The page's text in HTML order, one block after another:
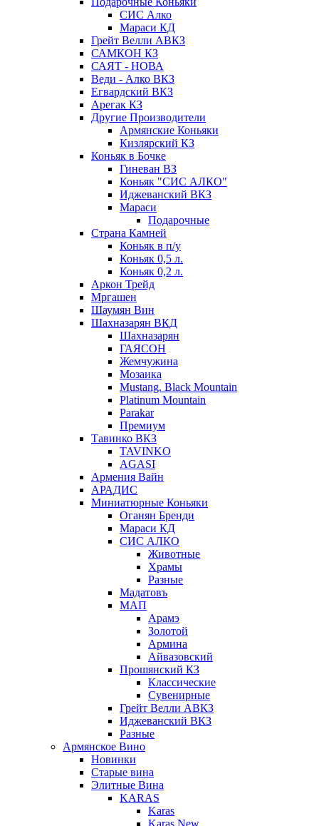
СИС Алко
Мараси КД
Грейт Велли АВКЗ
САМКОН КЗ
САЯТ - НОВА
Веди - Алко ВКЗ
Егвардский ВКЗ
Арегак КЗ
Другие Производители
Армянские Коньяки
Кизлярский КЗ
Коньяк в Бочке
Гиневан ВЗ
Коньяк "СИС АЛКО"
Иджеванский ВКЗ
Мараси
Подарочные
Страна Камней
Коньяк в п/у
Коньяк 0,5 л.
Коньяк 0,2 л.
Аркон Трейд
Мргашен
Шаумян Вин
Шахназарян ВКД
Шахназарян
ГАЯСОН
Жемчужина
Мозаика
Mustang. Black Mountain
Platinum Mountain
Parakar
Премиум
Тавинко ВКЗ
TAVINKO
AGASI
Армения Вайн
АРАДИС
Миниатюрные Коньяки
Оганян Бренди
Мараси КД
СИС АЛКО
Животные
Храмы
Разные
Мадатовъ
МАП
Арамэ
Золотой
Армина
Айвазовский
Прошянский КЗ
Классические
Сувенирные
Грейт Велли АВКЗ
Иджеванский ВКЗ
Разные
Армянское Вино
Новинки
Старые вина
Элитные Вина
KARAS
Karas
Karas New